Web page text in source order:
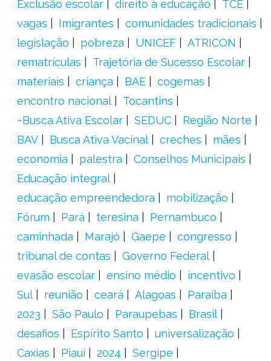
Exclusão escolar
direito à educação
TCE
vagas
Imigrantes
comunidades tradicionais
legislação
pobreza UNICEF
ATRICON
rematrículas
Trajetória de Sucesso Escolar
materiais
criança BAE
cogemas
encontro nacional
Tocantins
~Busca Ativa Escolar
SEDUC
Região Norte
BAV
Busca Ativa Vacinal creches
mães
economia
palestra
Conselhos Municipais
Educação integral
educação empreendedora
mobilização
Fórum
Pará teresina
Pernambuco
caminhada
Marajó Gaepe
congresso
tribunal de contas
Governo Federal
evasão escolar
ensino médio
incentivo
Sul
reunião ceará Alagoas
Paraíba
2023
São Paulo Paraupebas
Brasil
desafios
Espírito Santo
universalização
Caxias
Piauí 2024
Sergipe